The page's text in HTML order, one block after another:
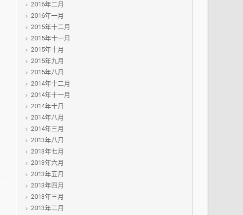
2016年二月
2016年一月
2015年十二月
2015年十一月
2015年十月
2015年九月
2015年八月
2014年十二月
2014年十一月
2014年十月
2014年八月
2014年三月
2013年八月
2013年七月
2013年六月
2013年五月
2013年四月
2013年三月
2013年二月